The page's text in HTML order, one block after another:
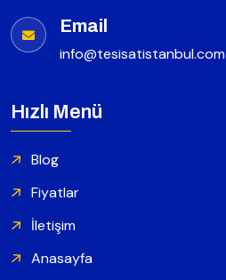
Email
info@tesisatistanbul.com
Hızlı Menü
Blog
Fiyatlar
İletişim
Anasayfa